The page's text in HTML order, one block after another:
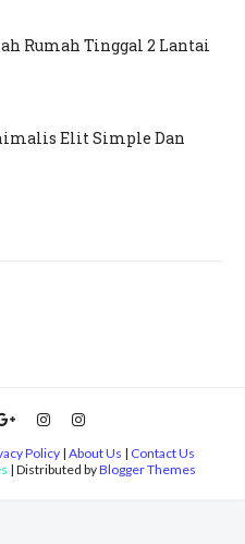
Rumah Tinggal 2 Lantai
Elit Simple Dan
Policy| About Us | Contact Us
| Distributed byBlogger Themes